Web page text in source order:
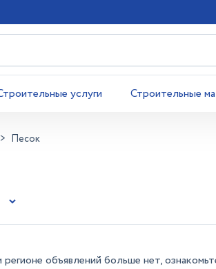
услуги Строительные
Песок
объявлений больше нет,